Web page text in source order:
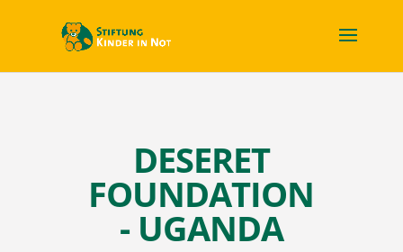
DESERET
FOUNDATION
- UGANDA